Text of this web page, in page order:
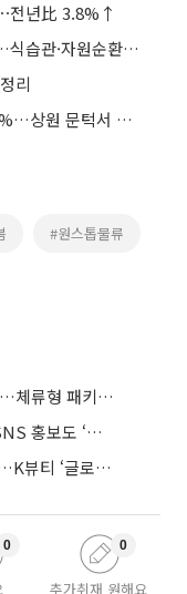
전년比 3.8%↑
CJ프레시웨이, 어린이집과 ‘동반성장’…식습관·자원순환 교육 확산
리
美 클래리티 법안 연내 통과 가능성 13%…상원 문턱서 제동
#원스톱물류
폭염·스콜이 부른 ‘인도어 호캉스’ 열풍…체류형 패키지 뜬다
“보기만 하는 광고 끝“…화장품업계, SNS 홍보도 ‘참여형 콘텐츠’로 변모
벌 판매망’ 확대
0
추가취재 원해요
0